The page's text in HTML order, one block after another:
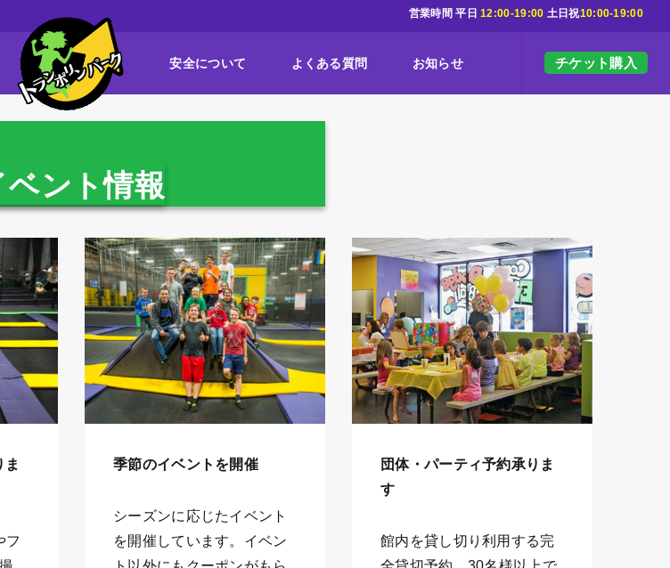
営業時間 平日12:00-19:00 土日祝10:00-19:00
チケット購入
安全について よくある質問 お知らせ
ベント情報
ま
フ
季節のイベントを開催
シーズンに応じたイベント
を開催しています。イベン
団体・パーティ予約承りま
す
館内を貸し切り利用する完